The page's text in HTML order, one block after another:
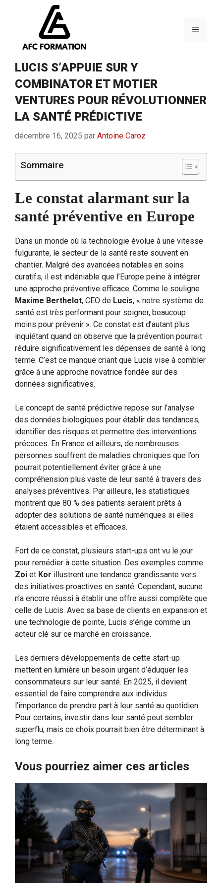
Menu
LUCIS S’APPUIE SUR Y
COMBINATOR ET MOTIER
VENTURES POUR RÉVOLUTIONNER
LA SANTÉ PRÉDICTIVE
décembre 16, 2025 par Antoine Caroz
Sommaire
Le constat alarmant sur la
santé préventive en Europe
Dans un monde où la technologie évolue à une vitesse
fulgurante, le secteur de la santé reste souvent en
chantier. Malgré des avancées notables en soins
curatifs, il est indéniable que l’Europe peine à intégrer
une approche préventive efficace. Comme le souligne
Maxime Berthelot, CEO de Lucis, « notre système de
santé est très performant pour soigner, beaucoup
moins pour prévenir ». Ce constat est d’autant plus
inquiétant quand on observe que la prévention pourrait
réduire significativement les dépenses de santé à long
terme. C’est ce manque criant que Lucis vise à combler
grâce à une approche novatrice fondée sur des
données significatives.
Le concept de santé prédictive repose sur l’analyse
des données biologiques pour établir des tendances,
identifier des risques et permettre des interventions
précoces. En France et ailleurs, de nombreuses
personnes souffrent de maladies chroniques que l’on
pourrait potentiellement éviter grâce à une
compréhension plus vaste de leur santé à travers des
analyses préventives. Par ailleurs, les statistiques
montrent que 80 % des patients seraient prêts à
adopter des solutions de santé numériques si elles
étaient accessibles et efficaces.
Fort de ce constat, plusieurs start-ups ont vu le jour
pour remédier à cette situation. Des exemples comme
Zoi et Kor illustrent une tendance grandissante vers
des initiatives proactives en santé. Cependant, aucune
n’a encore réussi à établir une offre aussi complète que
celle de Lucis. Avec sa base de clients en expansion et
une technologie de pointe, Lucis s’érige comme un
acteur clé sur ce marché en croissance.
Les derniers développements de cette start-up
mettent en lumière un besoin urgent d’éduquer les
consommateurs sur leur santé. En 2025, il devient
essentiel de faire comprendre aux individus
l’importance de prendre part à leur santé au quotidien.
Pour certains, investir dans leur santé peut sembler
superflu, mais ce choix pourrait bien être déterminant à
long terme.
Vous pourriez aimer ces articles